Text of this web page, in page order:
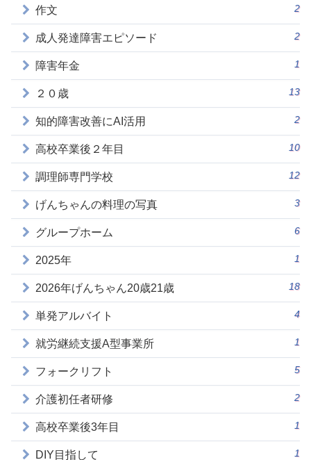
作文 2
成人発達障害エピソード 2
障害年金 1
２０歳 13
知的障害改善にAI活用 2
高校卒業後２年目 10
調理師専門学校 12
げんちゃんの料理の写真 3
グループホーム 6
2025年 1
2026年げんちゃん20歳21歳 18
単発アルバイト 4
就労継続支援A型事業所 1
フォークリフト 5
介護初任者研修 2
高校卒業後3年目 1
DIY目指して 1